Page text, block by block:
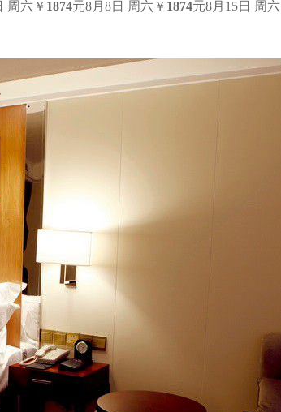
周六 ￥ 1874元8月8日 周六 ￥ 1874元8月15日 周六